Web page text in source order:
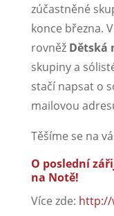
zúčastněné
konce března.
rovněž Dětská
skupiny a
stačí napsat o
mailovou
Těšíme se na
O poslední
na Notě!
Více zde: http://